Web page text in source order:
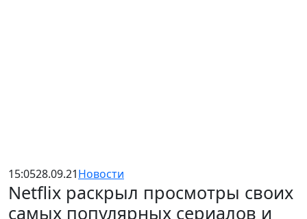
15:0528.09.21Новости
Netflix раскрыл просмотры своих
самых популярных сериалов и